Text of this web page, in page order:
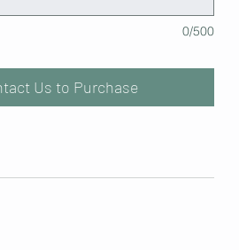
0/500
Us to Purchase